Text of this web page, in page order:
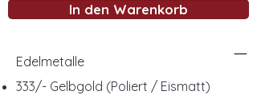
In den Warenkorb
Edelmetalle
333/- Gelbgold (Poliert / Eismatt)